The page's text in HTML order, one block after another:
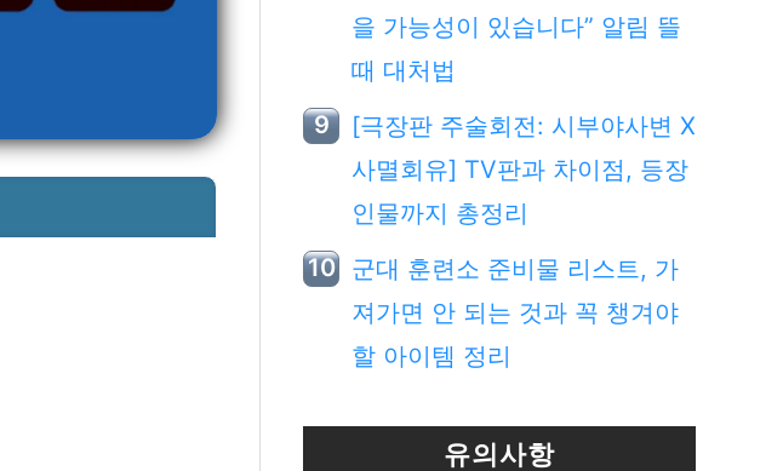
을 가능성이 있습니다” 알림 뜰
때 대처법
[극장판 주술회전: 시부야사변 X
사멸회유] TV판과 차이점, 등장
인물까지 총정리
군대 훈련소 준비물 리스트, 가
져가면 안 되는 것과 꼭 챙겨야
할 아이템 정리
유의사항